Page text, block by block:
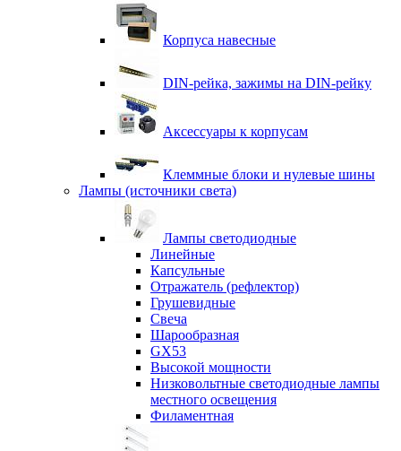
Корпуса навесные
DIN-рейка, зажимы на DIN-рейку
Аксессуары к корпусам
Клеммные блоки и нулевые шины
Лампы (источники света)
Лампы светодиодные
Линейные
Капсульные
Отражатель (рефлектор)
Грушевидные
Свеча
Шарообразная
GX53
Высокой мощности
Низковольтные светодиодные лампы
местного освещения
Филаментная